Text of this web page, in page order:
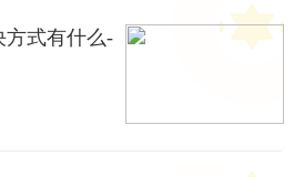
方式有什么-